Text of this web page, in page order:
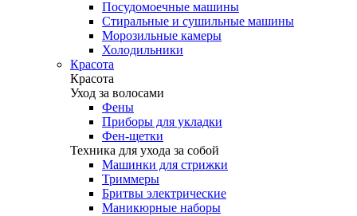
Посудомоечные машины
Стиральные и сушильные машины
Морозильные камеры
Холодильники
Красота
Красота
Уход за волосами
Фены
Приборы для укладки
Фен-щетки
Техника для ухода за собой
Машинки для стрижки
Триммеры
Бритвы электрические
Маникюрные наборы